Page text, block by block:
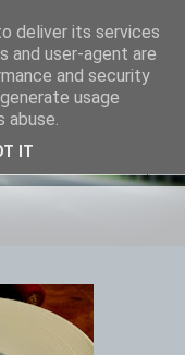
deliver its services
and user-agent are
and security
usage
abuse.
IT